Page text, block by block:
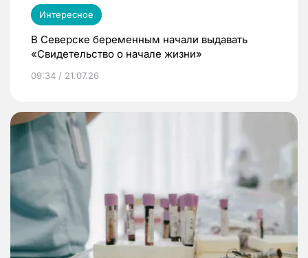
Интересное
В Северске беременным начали выдавать
«Свидетельство о начале жизни»
09:34 / 21.07.26